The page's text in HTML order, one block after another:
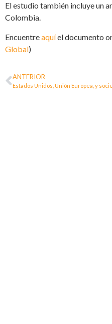
El estudio también incluye un
Colombia.
Encuentreaquíel documento
Global)
ANTERIOR